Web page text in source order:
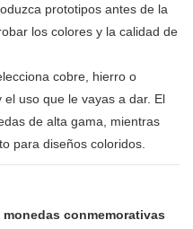
prototipos antes de la
los colores y la calidad de
cobre, hierro o
uso que le vayas a dar. El
de alta gama, mientras
para diseños coloridos.
conmemorativas